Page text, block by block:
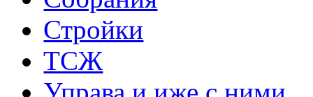
Стройки
ТСЖ